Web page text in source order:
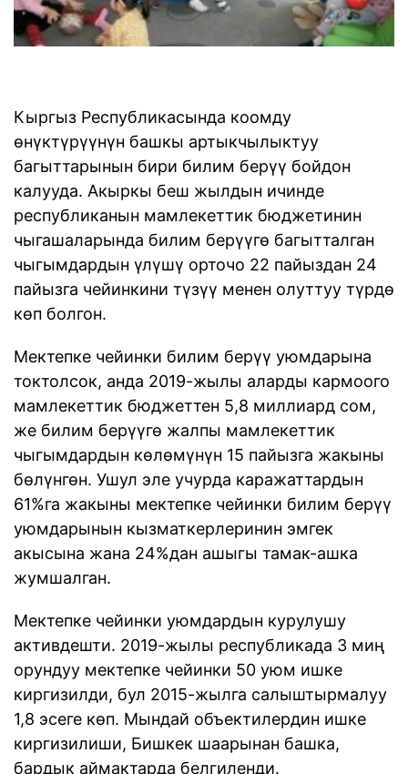
Кыргыз Республикасында коомду
өнүктүрүүнүн башкы артыкчылыктуу
багыттарынын бири билим берүү бойдон
калууда. Акыркы беш жылдын ичинде
республиканын мамлекеттик бюджетинин
чыгашаларында билим берүүгө багытталган
чыгымдардын үлүшү орточо 22 пайыздан 24
пайызга чейинкини түзүү менен олуттуу түрдө
көп болгон.
Мектепке чейинки билим берүү уюмдарына
токтолсок, анда 2019-жылы аларды кармоого
мамлекеттик бюджеттен 5,8 миллиард сом,
же билим берүүгө жалпы мамлекеттик
чыгымдардын көлөмүнүн 15 пайызга жакыны
бөлүнгөн. Ушул эле учурда каражаттардын
61%га жакыны мектепке чейинки билим берүү
уюмдарынын кызматкерлеринин эмгек
акысына жана 24%дан ашыгы тамак-ашка
жумшалган.
Мектепке чейинки уюмдардын курулушу
активдешти. 2019-жылы республикада 3 миң
орундуу мектепке чейинки 50 уюм ишке
киргизилди, бул 2015-жылга салыштырмалуу
1,8 эсеге көп. Мындай объектилердин ишке
киргизилиши, Бишкек шаарынан башка,
бардык аймактарда белгиленди.